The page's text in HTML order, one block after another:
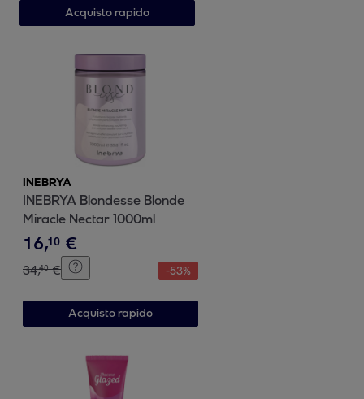
Acquisto rapido
INEBRYA
INEBRYA Blondesse Blonde
Miracle Nectar 1000ml
16,10 €
34,40 € -53%
Acquisto rapido